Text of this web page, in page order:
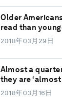
Older
read than
2018年03月29日
Almost a
they are
2018年03月16日